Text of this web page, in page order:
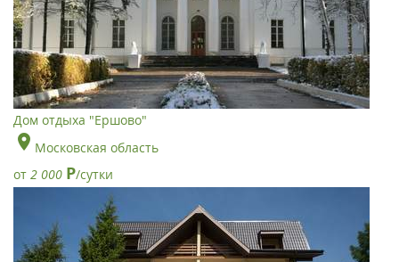
Дом отдыха "Ершово"
Московская область
от 2 000 Р/сутки